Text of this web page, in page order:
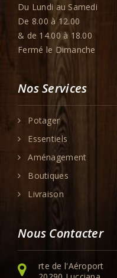
Du Lundi au Samedi
De 8.00 à 12.00
& de 14.00 à 18.00
Fermé le Dimanche
Nos Services
Potager
Essentiels
Aménagement
Boutiques
Livraison
Nous Contacter
rte de l'Aéroport